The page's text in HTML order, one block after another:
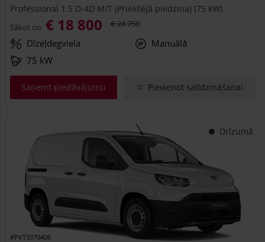
Professional 1.5 D-4D M/T (Priekšējā piedziņa) (75 kW)
Sākot no € 18 800 € 24 750
Dīzeļdegviela
Manuālā
75 kW
Saņemt piedāvājumu Pievienot salīdzināšanai
Drīzumā
#PVT3370406